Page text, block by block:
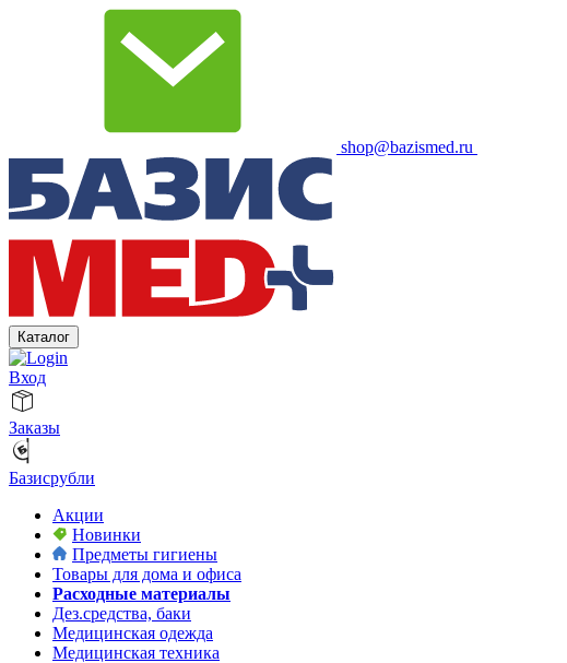
shop@bazismed.ru
Каталог
Вход
Заказы
Базисрубли
Акции
Новинки
Предметы гигиены
Товары для дома и офиса
Расходные материалы
Дез.средства, баки
Медицинская одежда
Медицинская техника